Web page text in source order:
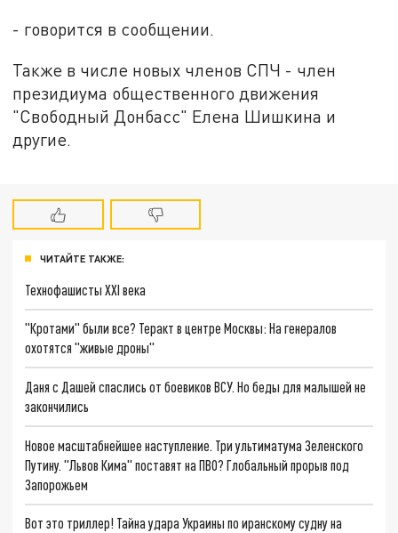
- говорится в сообщении.
Также в числе новых членов СПЧ - член
президиума общественного движения
"Свободный Донбасс" Елена Шишкина и
другие.
ЧИТАЙТЕ ТАКЖЕ:
Технофашисты XXI века
"Кротами" были все? Теракт в центре Москвы: На генералов
охотятся "живые дроны"
Даня с Дашей спаслись от боевиков ВСУ. Но беды для малышей не
закончились
Новое масштабнейшее наступление. Три ультиматума Зеленского
Путину. "Львов Кима" поставят на ПВО? Глобальный прорыв под
Запорожьем
Вот это триллер! Тайна удара Украины по иранскому судну на